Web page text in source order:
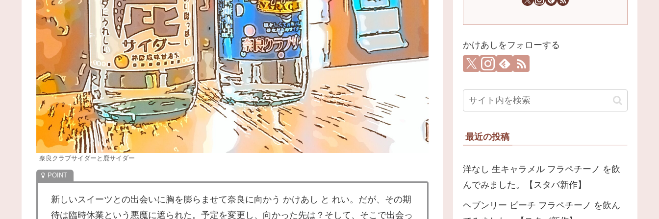
奈良クラブサイダーと鹿サイダー
新しいスイーツとの出会いに胸を膨らませて奈良に向かう かけあし と れい。だが、その期
待は臨時休業という悪魔に遮られた。予定を変更し、向かった先は？そして、そこで出会っ
かけあしをフォローする
最近の投稿
洋なし 生キャラメル フラペチーノ を飲
んでみました。【スタバ新作】
ヘブンリー ピーチ フラペチーノ を飲ん